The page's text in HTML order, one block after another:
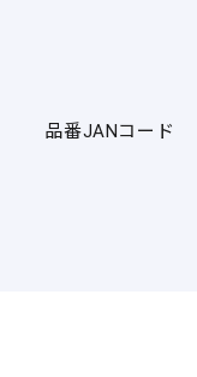
品番JANコード